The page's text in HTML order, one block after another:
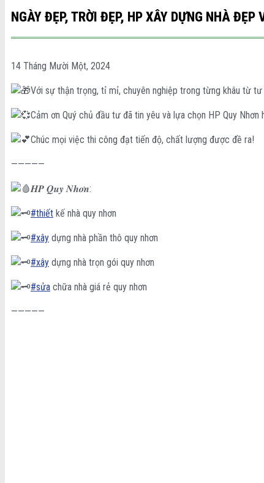
NGÀY ĐẸP, TRỜI ĐẸP, HP XÂY DỰNG NHÀ
14 Tháng Mười Một, 2024
Với sự thận trọng, tỉ mỉ, chuyên nghiệp trong từng khâu từ
Cảm ơn Quý chủ đầu tư đã tin yêu và lựa chọn HP Quy Nhơn
Chúc mọi việc thi công đạt tiến độ, chất lượng được đề ra!
—————
𝑯𝑷 𝑸𝒖𝒚 𝑵𝒉𝒐̛𝒏:
#thiết kế nhà quy nhơn
#xây dựng nhà phần thô quy nhơn
#xây dựng nhà trọn gói quy nhơn
#sửa chữa nhà giá rẻ quy nhơn
—————